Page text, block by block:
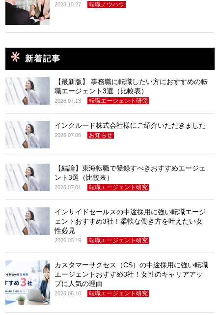
2023.10.27 転職ノウハウ
新着記事
【最新版】 事務職に転職したい方におすすめの転
職エージェント3選（比較表）
2026.07.13 転職エージェント研究
インクルード株式会社様にご紹介いただきました
2026.07.06 お知らせ
【結論】東海転職で登録すべきおすすめエージェ
ント3選（比較表）
2026.07.01 転職エージェント研究
インサイドセールスの中途採用に強い転職エージ
ェントおすすめ3社！柔軟な働き方を叶えたい女
性必見
2026.05.19 転職エージェント研究
カスタマーサクセス（CS）の中途採用に強い転職
エージェントおすすめ3社！女性のキャリアアッ
プに人気の理由
2026.06.10 転職エージェント研究